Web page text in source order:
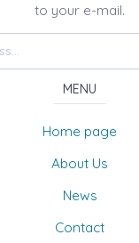
to your e-mail.
MENU
Home page
About Us
News
Contact